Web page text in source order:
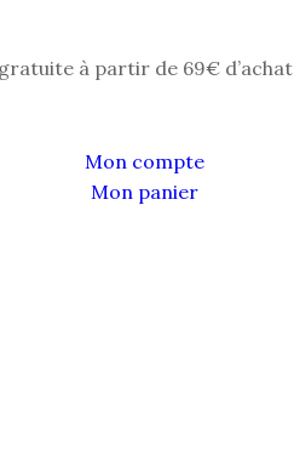
à partir de 69€ d’achat
Mon compte
Mon panier